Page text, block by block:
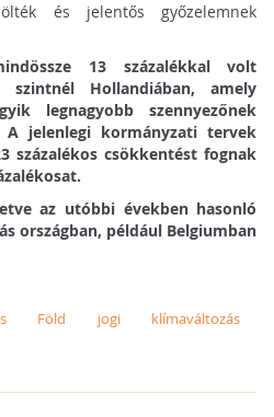
és jelentős győzelemnek
13 százalékkal volt
szintnél Hollandiában, amely
legnagyobb szennyezőnek
A jelenlegi kormányzati tervek
százalékos csökkentést fognak
az utóbbi években hasonló
országban, például Belgiumban
Föld jogi
klímaváltozás